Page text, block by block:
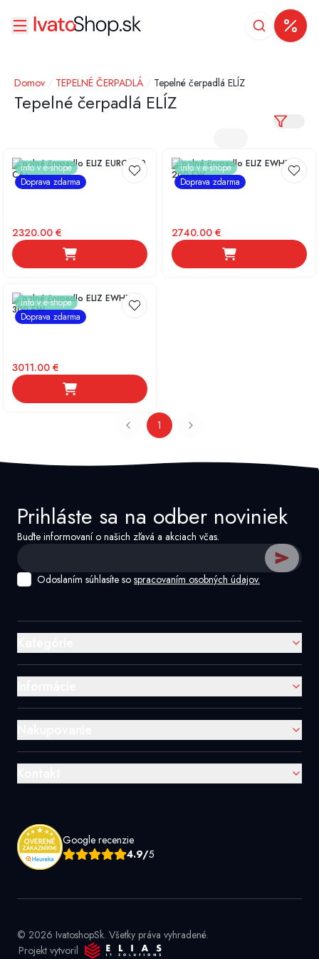
Domov TEPELNÉ ČERPADLÁ Tepelné čerpadlá ELÍZ
Tepelné čerpadlá ELÍZ
info v e-shope
Doprava zdarma
Tepelné čerpadlo ELIZ EURO 150
CA+
2320.00 €
info v e-shope
Doprava zdarma
Tepelné čerpadlo ELIZ EWHP
200 EW
2740.00€
info v e-shope
Doprava zdarma
Tepelné čerpadlo ELIZ EWHP
300 EW
3011.00 €
1
Prihláste sa na odber noviniek
Buďte informovaní o našich zľavá a akciach včas.
Odoslaním súhlasíte so spracovaním osobných údajov.
Google recenzie
4.9/5
© 2026 IvatoshopSk. Všetky práva vyhradené.
Projekt vytvoril